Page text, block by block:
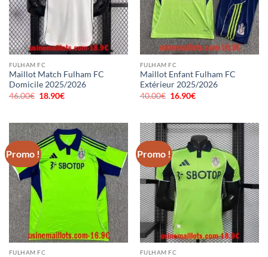
FULHAM FC
Maillot Match Fulham FC
Domicile 2025/2026
46.00€ Le
46.00€.
18.90€Le
18.90€.
FULHAM FC
Maillot Enfant Fulham FC
Extérieur 2025/2026
40.00€ Le
40.00€.
16.90€Le
16.90€.
Promo !
FULHAM FC
Promo !
FULHAM FC